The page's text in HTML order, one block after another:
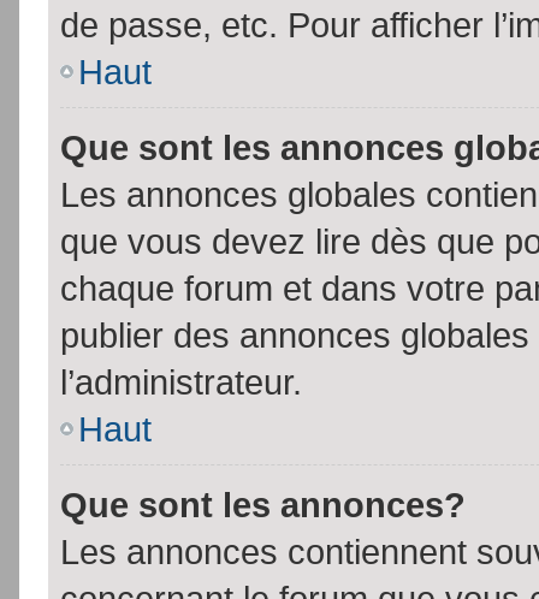
de passe, etc. Pour afficher
Haut
Que sont les annonces
Les annonces globales
que vous devez lire dès que
chaque forum et dans votre
publier des annonces
l’administrateur.
Haut
Que sont les annonces?
Les annonces contiennent